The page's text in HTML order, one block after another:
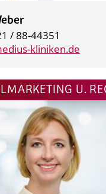
/ 88-44351
kliniken.de
U.